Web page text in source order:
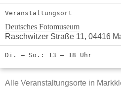
Veranstaltungsort
Deutsches Fotomuseum
Raschwitzer Straße 11, 04416
Di. – So.: 13 – 18 Uhr
Alle Veranstaltungsorte in